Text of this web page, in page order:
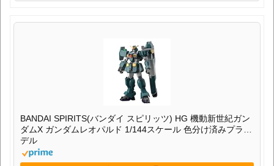
BANDAI SPIRITS(バンダイ スピリッツ) HG 機動新世紀ガン
ダムX ガンダムレオパルド 1/144スケール 色分け済みプラモ
デル